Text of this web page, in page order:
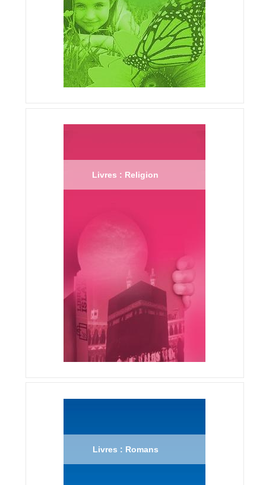
Livres : Religion
Livres : Romans